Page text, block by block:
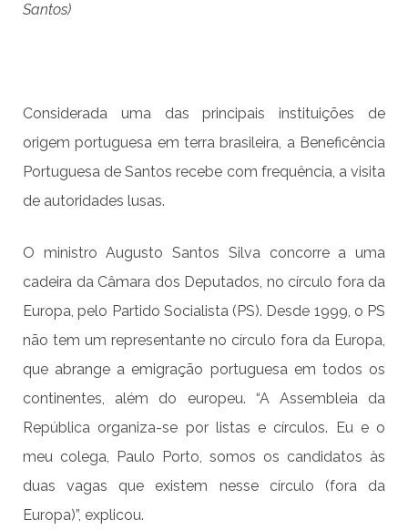
Santos)
Considerada uma das principais instituições de
origem portuguesa em terra brasileira, a Beneficência
Portuguesa de Santos recebe com frequência, a visita
de autoridades lusas.
O ministro Augusto Santos Silva concorre a uma
cadeira da Câmara dos Deputados, no círculo fora da
Europa, pelo Partido Socialista (PS). Desde 1999, o PS
não tem um representante no círculo fora da Europa,
que abrange a emigração portuguesa em todos os
continentes, além do europeu. “A Assembleia da
República organiza-se por listas e círculos. Eu e o
meu colega, Paulo Porto, somos os candidatos às
duas vagas que existem nesse círculo (fora da
Europa)”, explicou.